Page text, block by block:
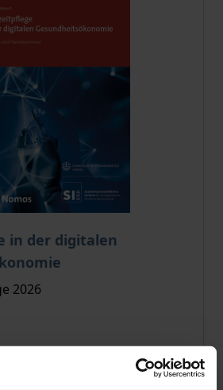
in der digitalen
Titels richtet sich nach der
2026